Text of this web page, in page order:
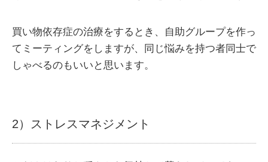
買い物依存症の治療をするとき、自助グループを作っ
てミーティングをしますが、同じ悩みを持つ者同士で
しゃべるのもいいと思います。
2）ストレスマネジメント